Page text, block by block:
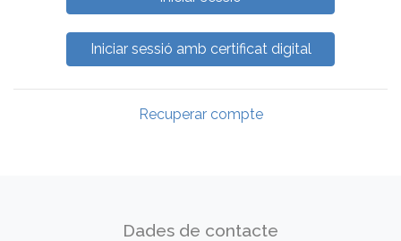
Recuperar compte
Dades de contacte